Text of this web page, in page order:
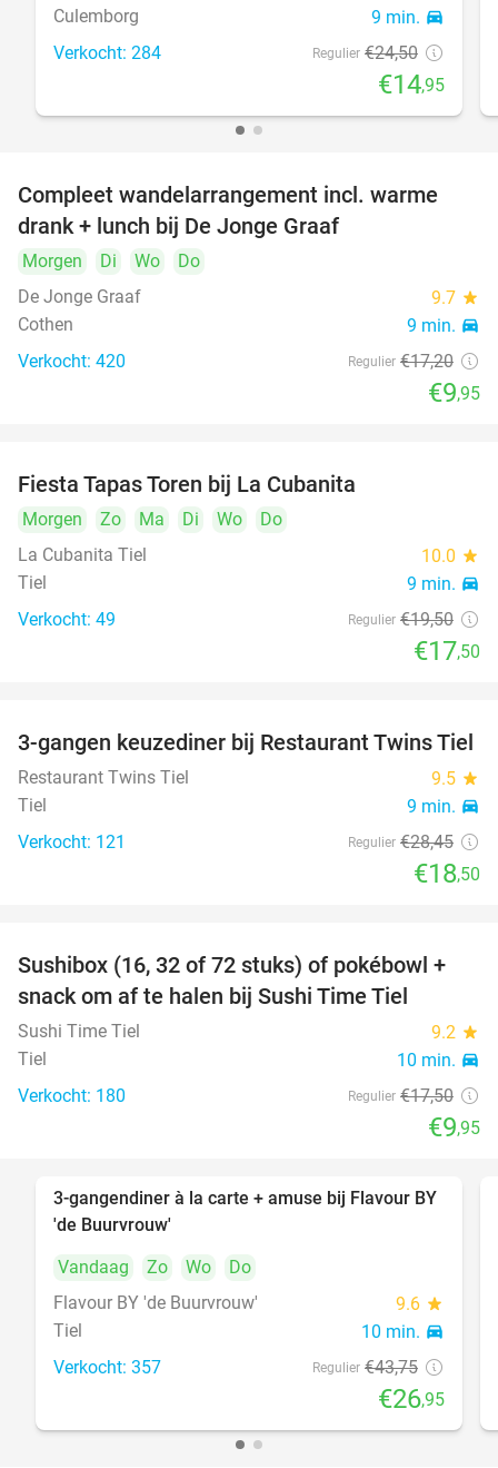
Culemborg 9 min. directions_car
Verkocht: 284 Regulier €24,50
€14,95
42%
Compleet wandelarrangement incl. warme
drank + lunch bij De Jonge Graaf
Morgen Di Wo
Do
De Jonge Graaf
9.7 star
Cothen 9 min. directions_car
Verkocht: 420 Regulier €17,20
€9,95
Fiesta Tapas Toren bij La Cubanita
Morgen Zo Ma Di Wo
Do
La Cubanita Tiel
10.0 star
Tiel 9 min. directions_car
Verkocht: 49 Regulier €19,50
€17,50
35%
3-gangen keuzediner bij Restaurant Twins Tiel
Restaurant Twins Tiel 9.5 star
Tiel 9 min. directions_car
Verkocht: 121 Regulier €28,45
€18,50
43%
Sushibox (16, 32 of 72 stuks) of pokébowl +
snack om af te halen bij Sushi Time Tiel
Sushi Time Tiel 9.2 star
Tiel 10 min. directions_car
Verkocht: 180 Regulier €17,50
€9,95
38%
3-gangendiner à la carte + amuse bij Flavour BY
'de Buurvrouw'
Vandaag
Zo Wo
Do
Flavour BY 'de Buurvrouw'
9.6 star
Tiel 10 min. directions_car
Verkocht: 357 Regulier €43,75
€26,95